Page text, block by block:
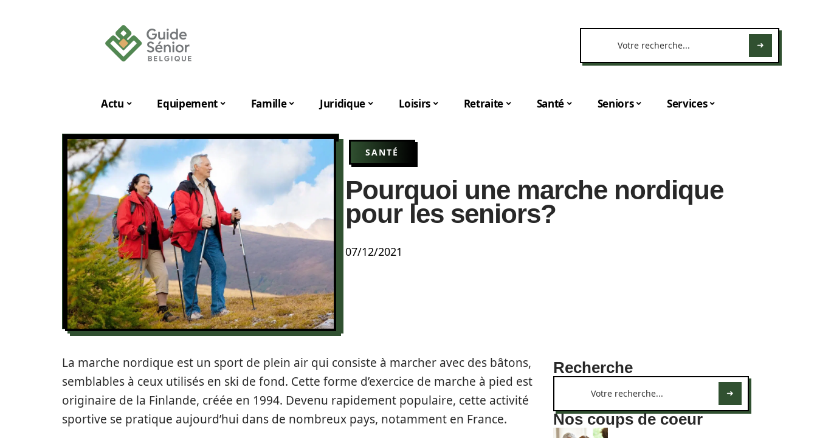
Actu Equipement Famille Juridique Loisirs Retraite Santé Seniors Services
SANTÉ
Pourquoi une marche nordique
pour les seniors?
07/12/2021
La marche nordique est un sport de plein air qui consiste à marcher avec des bâtons,
semblables à ceux utilisés en ski de fond. Cette forme d’exercice de marche à pied est
originaire de la Finlande, créée en 1994. Devenu rapidement populaire, cette activité
sportive se pratique aujourd’hui dans de nombreux pays, notamment en France.
Recherche
Nos coups de coeur